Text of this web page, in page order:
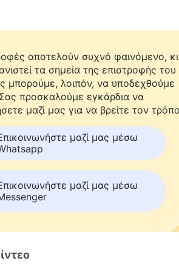
αποτελούν συχνό φαινόμενο, κι
τα σημεία της επιστροφής του
μπορούμε, λοιπόν, να υποδεχθούμε
προσκαλούμε εγκάρδια να
μαζί μας για να βρείτε τον
μαζί μας μέσω
μαζί μας μέσω